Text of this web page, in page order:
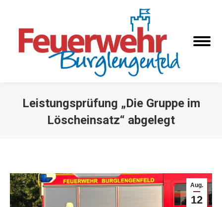
Leistungsprüfung „Die Gruppe im
Löscheinsatz“ abgelegt
Aug.
12